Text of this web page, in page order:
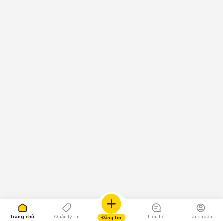
Trang chủ Quản lý tin Đăng tin Liên hệ Tài khoản